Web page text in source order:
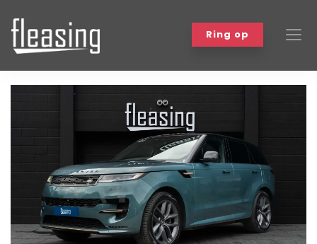
Ring op
Bilmærker
Om leasing
Varebiler
Workshop